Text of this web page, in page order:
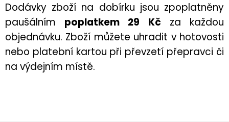
Dodávky zboží na dobírku jsou zpoplatněny
paušálním poplatkem 29 Kč za každou
objednávku. Zboží můžete uhradit v hotovosti
nebo platební kartou při převzetí přepravci či
na výdejním místě.